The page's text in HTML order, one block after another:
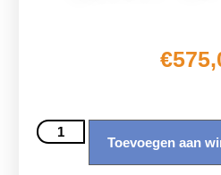
€
Toevoegen aan